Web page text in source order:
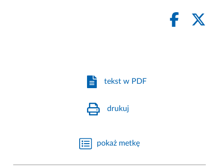
tekst w PDF
drukuj
pokaż metkę